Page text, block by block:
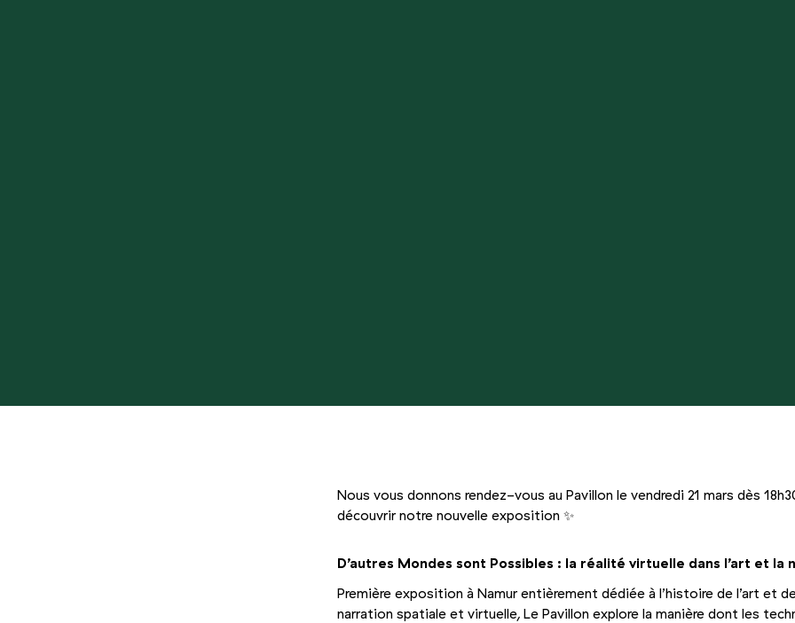
Nous vous donnons rendez-vous au Pavillon le vendredi 21 mars dès
découvrir notre nouvelle exposition ✨
D’autres Mondes sont Possibles : la réalité virtuelle dans l’art et la
Première exposition à Namur entièrement dédiée à l’histoire de l’art et
narration spatiale et virtuelle, Le Pavillon explore la manière dont les